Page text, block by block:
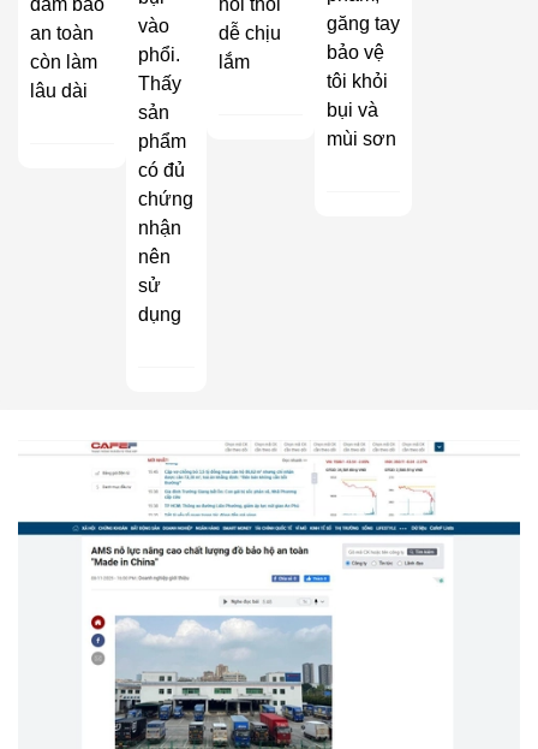
an toàn
còn làm
lâu dài
vào
phổi.
Thấy
sản
phẩm
có đủ
chứng
nhận
nên
sử
dụng
dễ chịu
lắm
găng tay
bảo vệ
tôi khỏi
bụi và
mùi sơn